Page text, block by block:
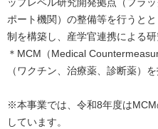
ップレベル研究開発拠点（フラ
ポート機関）の整備等を行うと
制を構築し、産学官連携による研
＊MCM（Medical
（ワクチン、治療薬、診断薬）
※本事業では、令和8年度は
しています。